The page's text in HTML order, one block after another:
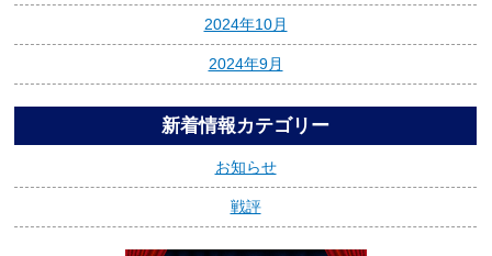
2024年10月
2024年9月
新着情報カテゴリー
お知らせ
戦評